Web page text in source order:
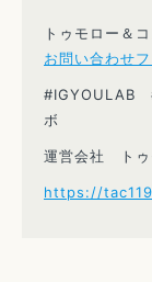
トゥモロー＆
お問い合わせ
#IGYOULAB
ボ
運営会社 トゥ
https://